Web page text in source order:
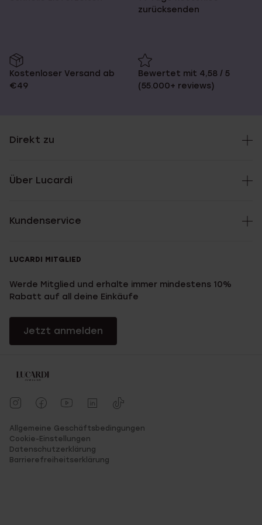
zurücksenden
Kostenloser Versand ab
€49
Bewertet mit 4,58 / 5
(55.000+ reviews)
Direkt zu
Über Lucardi
Kundenservice
LUCARDI MITGLIED
Werde Mitglied und erhalte immer mindestens 10%
Rabatt auf all deine Einkäufe
Jetzt anmelden
Allgemeine Geschäftsbedingungen
Cookie-Einstellungen
Datenschutzerklärung
Barrierefreiheitserklärung